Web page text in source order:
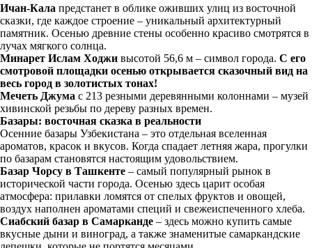
Ичан-Кала предстанет в облике оживших улиц из восточной
сказки, где каждое строение – уникальный архитектурный
памятник. Осенью древние стены особенно красиво смотрятся в
лучах мягкого солнца.
Минарет Ислам Ходжи высотой 56,6 м – символ города. С его
смотровой площадки осенью открывается сказочный вид на
весь город в золотистых тонах!
Мечеть Джума с 213 резными деревянными колоннами – музей
хивинской резьбы по дереву разных времен.
Базары: восточная сказка в реальности
Осенние базары Узбекистана – это отдельная вселенная
ароматов, красок и вкусов. Когда спадает летняя жара, прогулки
по базарам становятся настоящим удовольствием.
Базар Чорсу в Ташкенте – самый популярный рынок в
исторической части города. Осенью здесь царит особая
атмосфера: прилавки ломятся от спелых фруктов и овощей,
воздух наполнен ароматами специй и свежеиспеченного хлеба.
Сиабский базар в Самарканде – здесь можно купить самые
вкусные дыни и виноград, а также знаменитые самаркандские